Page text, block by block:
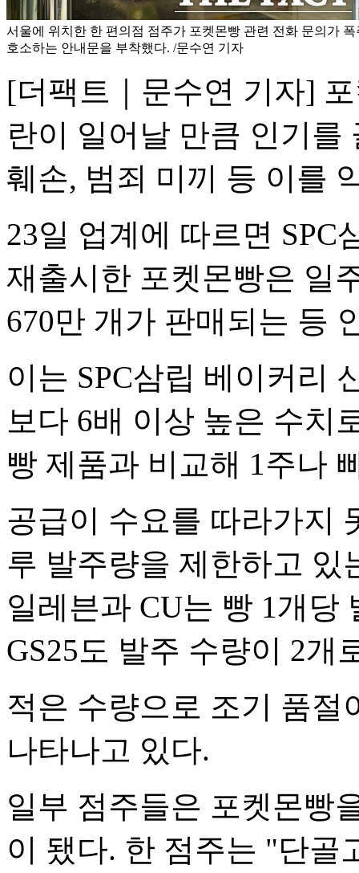
서울에 위치한 한 편의점 점주가 포켓몬빵 관련 전화 문의가
호소하는 안내문을 부착했다. /문수연 기자
[더팩트｜문수연 기자]
란이 일어날 만큼 인기를
훼손, 범죄 미끼 등 이를
23일 업계에 따르면 SPC
재출시한 포켓몬빵은 일
670만 개가 판매되는 등
이는 SPC삼립 베이커리
보다 6배 이상 높은 수치
빵 제품과 비교해 1주나
공급이 수요를 따라가지
루 발주량을 제한하고 있
일레븐과 CU는 빵 1개당
GS25도 발주 수량이 2개
적은 수량으로 조기 품절
나타나고 있다.
일부 점주들은 포켓몬빵
이 됐다. 한 점주는 "단골